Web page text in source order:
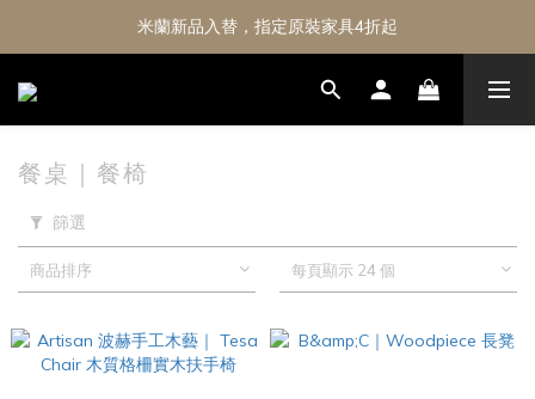
米蘭新品入替，指定原裝家具4折起
餐桌｜餐椅
篩選
商品排序 每頁顯示 24 個